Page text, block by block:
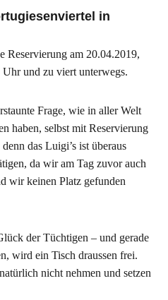
in
Reservierung am 20.04.2019,
und zu viert unterwegs.
Frage, wie in aller Welt
haben, selbst mit Reservierung
das Luigi’s ist überaus
da wir am Tag zuvor auch
wir keinen Platz gefunden
der Tüchtigen – und gerade
wird ein Tisch draussen frei.
nicht nehmen und setzen